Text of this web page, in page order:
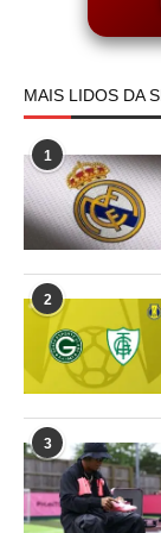
MAIS LIDOS DA
1
2
3